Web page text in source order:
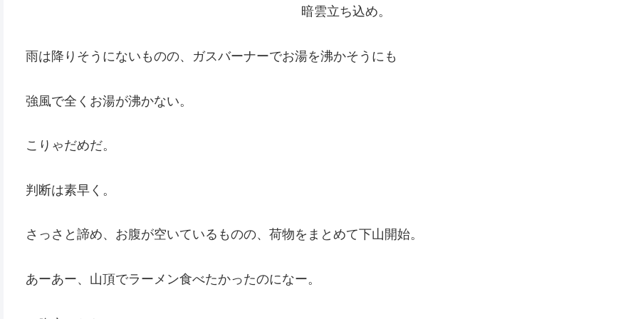
暗雲立ち込め。
雨は降りそうにないものの、ガスバーナーでお湯を沸かそうにも
強風で全くお湯が沸かない。
こりゃだめだ。
判断は素早く。
さっさと諦め、お腹が空いているものの、荷物をまとめて下山開始。
あーあー、山頂でラーメン食べたかったのになー。